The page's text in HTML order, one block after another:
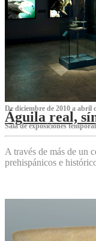
De diciembre de 2010 a abril
Águila real,
Sala de exposiciones
A través de más de un
prehispánicos e